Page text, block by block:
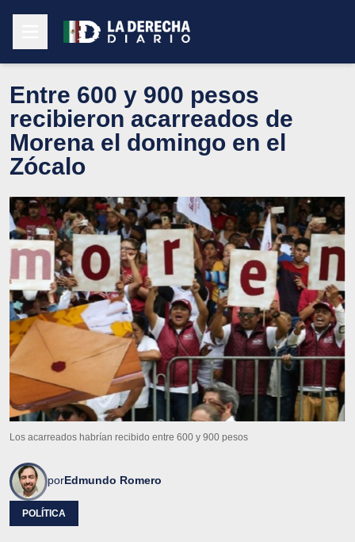
Entre 600 y 900 pesos
recibieron acarreados de
Morena el domingo en el
Zócalo
Los acarreados habrían recibido entre 600 y 900 pesos
porEdmundo Romero
POLÍTICA